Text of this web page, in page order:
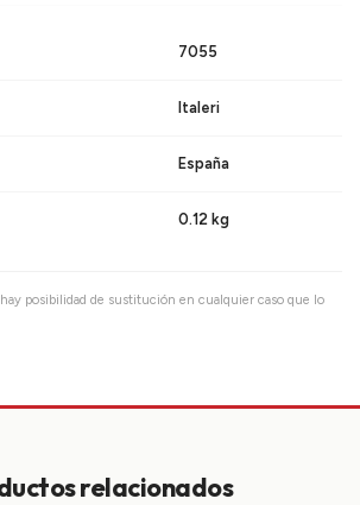
7055
Italeri
España
0.12 kg
posibilidad de sustitución en cualquier caso que lo
relacionados